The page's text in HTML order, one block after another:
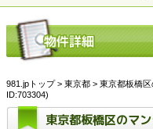
981.jpトップ> 東京都 > 東京都板橋
ID:703304)
東京都板橋区のマ